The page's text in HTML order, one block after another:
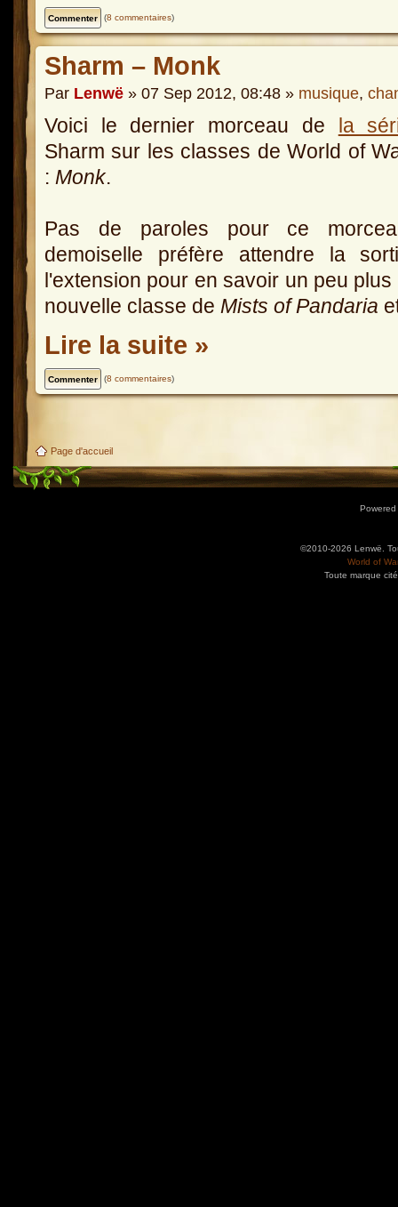
(8 commentaires)
Sharm – Monk
Par Lenwë » 07 Sep 2012, 08:48 » musique,
Voici le dernier morceau de la
Sharm sur les classes de World of
: Monk.
Pas de paroles pour ce
demoiselle préfère attendre la
l'extension pour en savoir un peu plus
nouvelle classe de Mists of Pandaria
Lire la suite »
(8 commentaires)
Page d'accueil
©2010-2026 Lenwë.
World of
Toute marque